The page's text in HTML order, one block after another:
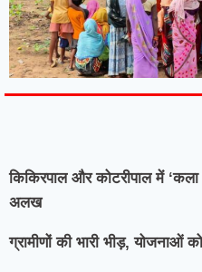
किकिरपाल और कोटरीपाल में
अलख
ग्रामीणों की भारी भीड़, योजनाओं